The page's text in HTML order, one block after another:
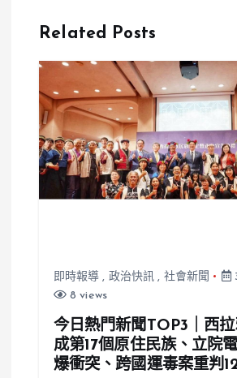
全被錄下
Related Posts
即時報導 , 政治快訊 , 社會新聞
8 views
今日熱門新聞TOP3｜西
成第17個原住民族、立院
爆衝突、跨國運毒案重判